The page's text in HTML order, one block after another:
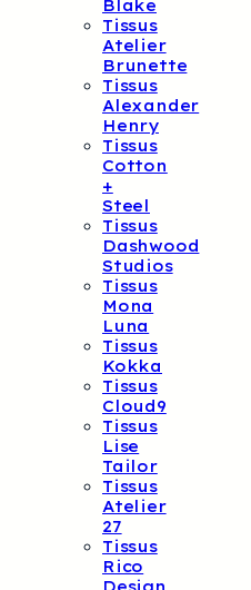
Blake
Tissus
Atelier
Brunette
Tissus
Alexander
Henry
Tissus
Cotton
+
Steel
Tissus
Dashwood
Studios
Tissus
Mona
Luna
Tissus
Kokka
Tissus
Cloud9
Tissus
Lise
Tailor
Tissus
Atelier
27
Tissus
Rico